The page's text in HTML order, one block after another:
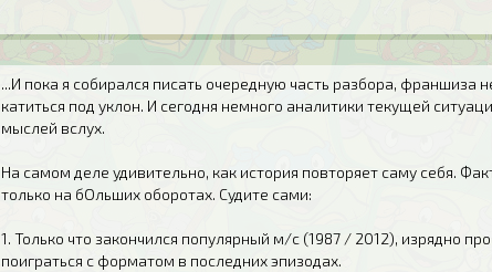
...И пока я собирался писать очередную часть разбора,
катиться под уклон. И сегодня немного аналитики текущей
мыслей вслух.
На самом деле удивительно, как история повторяет саму себя.
только на бОльших оборотах. Судите сами:
1. Только что закончился популярный м/с (1987 / 2012), изрядно
поиграться с форматом в последних эпизодах.